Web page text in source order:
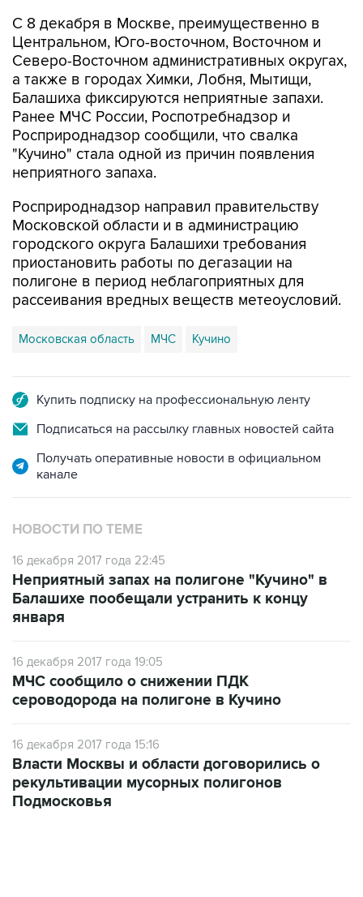
С 8 декабря в Москве, преимущественно в
Центральном, Юго-восточном, Восточном и
Северо-Восточном административных округах,
а также в городах Химки, Лобня, Мытищи,
Балашиха фиксируются неприятные запахи.
Ранее МЧС России, Роспотребнадзор и
Росприроднадзор сообщили, что свалка
"Кучино" стала одной из причин появления
неприятного запаха.
Росприроднадзор направил правительству
Московской области и в администрацию
городского округа Балашихи требования
приостановить работы по дегазации на
полигоне в период неблагоприятных для
рассеивания вредных веществ метеоусловий.
Московская область МЧС Кучино
Купить подписку на профессиональную ленту
Подписаться на рассылку главных новостей сайта
Получать оперативные новости в официальном
канале
НОВОСТИ ПО ТЕМЕ
16 декабря 2017 года 22:45
Неприятный запах на полигоне "Кучино" в
Балашихе пообещали устранить к концу
января
16 декабря 2017 года 19:05
МЧС сообщило о снижении ПДК
сероводорода на полигоне в Кучино
16 декабря 2017 года 15:16
Власти Москвы и области договорились о
рекультивации мусорных полигонов
Подмосковья